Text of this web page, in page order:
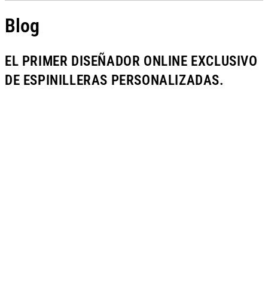
Blog
EL PRIMER DISEÑADOR ONLINE EXCLUSIVO
DE ESPINILLERAS PERSONALIZADAS.